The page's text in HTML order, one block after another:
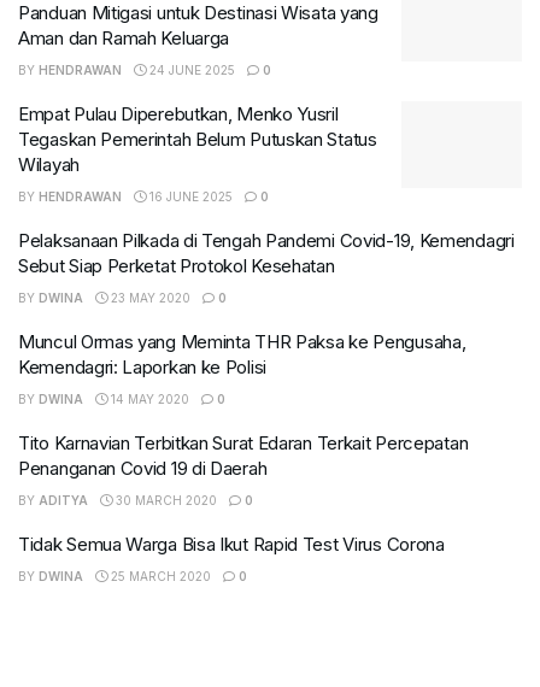
Panduan Mitigasi untuk Destinasi Wisata yang
Aman dan Ramah Keluarga
BY HENDRAWAN 24 JUNE 2025 0
Empat Pulau Diperebutkan, Menko Yusril
Tegaskan Pemerintah Belum Putuskan Status
Wilayah
BY HENDRAWAN 16 JUNE 2025 0
Pelaksanaan Pilkada di Tengah Pandemi Covid-19, Kemendagri
Sebut Siap Perketat Protokol Kesehatan
BY DWINA 23 MAY 2020 0
Muncul Ormas yang Meminta THR Paksa ke Pengusaha,
Kemendagri: Laporkan ke Polisi
BY DWINA 14 MAY 2020 0
Tito Karnavian Terbitkan Surat Edaran Terkait Percepatan
Penanganan Covid 19 di Daerah
BY ADITYA 30 MARCH 2020 0
Tidak Semua Warga Bisa Ikut Rapid Test Virus Corona
BY DWINA 25 MARCH 2020 0